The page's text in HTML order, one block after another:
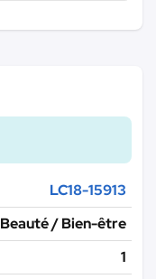
LC18-15913
Beauté / Bien-être
1